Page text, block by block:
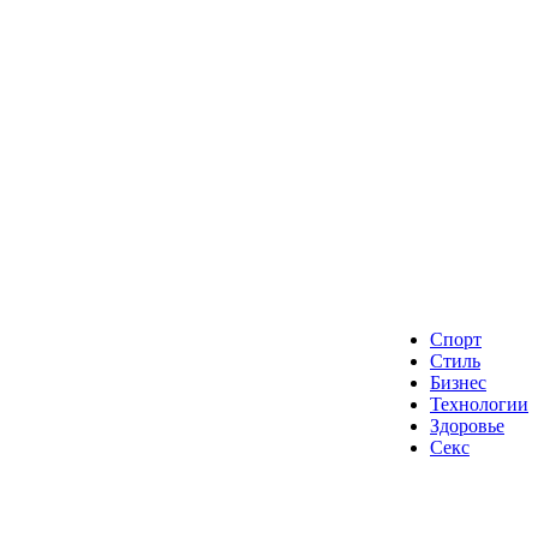
Спорт
Стиль
Бизнес
Технологии
Здоровье
Секс